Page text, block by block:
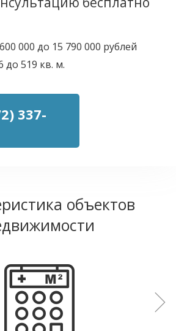
000 до 15 790 000 рублей
до 519 кв. м.
337-
объектов